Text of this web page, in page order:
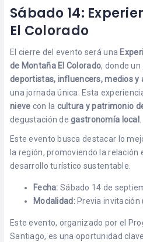
Sábado 14:
El Colorado
El cierre del evento será una
de Montaña El Colorado, donde
deportistas, influencers, medios y
una jornada única. Esta
nieve con la cultura y patrimonio
degustación degastronomía local
Este evento busca destacar lo
la región, promoviendo la relación
desarrollo turístico sustentable.
Fecha: Sábado 14 de
Modalidad:Previa invitación
Este evento, organizado por el
Santiago, es una oportunidad